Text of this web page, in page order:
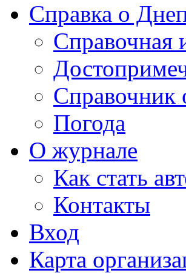
Справка о
Справочная
Справочник
Погода
О журнале
Как стать
Контакты
Вход
Карта